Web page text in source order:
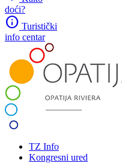
doći?
info Turistički
info centar
TZ Info
Kongresni ured